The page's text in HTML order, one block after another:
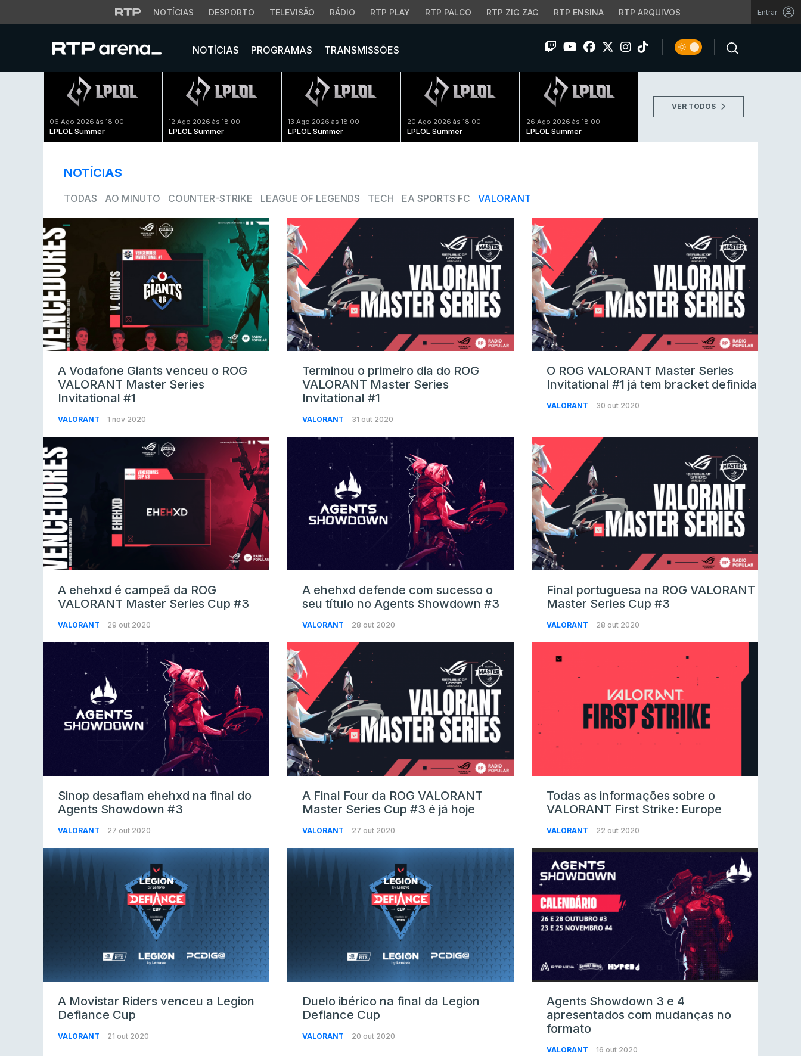
NOTÍCIAS DESPORTO TELEVISÃO RÁDIO RTP PLAY RTP PALCO RTP ZIG ZAG RTP ENSINA RTP ARQUIVOS Entrar
NOTÍCIAS PROGRAMAS TRANSMISSÕES
06 Ago 2026 às 18:00
LPLOL Summer
12 Ago 2026 às 18:00
LPLOL Summer
13 Ago 2026 às 18:00
LPLOL Summer
20 Ago 2026 às 18:00
LPLOL Summer
26 Ago 2026 às 18:00
LPLOL Summer
VER TODOS
NOTÍCIAS
TODAS AO MINUTO COUNTER-STRIKE LEAGUE OF LEGENDS TECH EA SPORTS FC VALORANT
A Vodafone Giants venceu o ROG
VALORANT Master Series
Invitational #1
VALORANT 1 nov 2020
Terminou o primeiro dia do ROG
VALORANT Master Series
Invitational #1
VALORANT 31 out 2020
O ROG VALORANT Master Series
Invitational #1 já tem bracket definida
VALORANT 30 out 2020
A ehehxd é campeã da ROG
VALORANT Master Series Cup #3
VALORANT 29 out 2020
A ehehxd defende com sucesso o
seu título no Agents Showdown #3
VALORANT 28 out 2020
Final portuguesa na ROG VALORANT
Master Series Cup #3
VALORANT 28 out 2020
Sinop desafiam ehehxd na final do
Agents Showdown #3
VALORANT 27 out 2020
A Final Four da ROG VALORANT
Master Series Cup #3 é já hoje
VALORANT 27 out 2020
Todas as informações sobre o
VALORANT First Strike: Europe
VALORANT 22 out 2020
A Movistar Riders venceu a Legion
Defiance Cup
VALORANT 21 out 2020
Duelo ibérico na final da Legion
Defiance Cup
VALORANT 20 out 2020
Agents Showdown 3 e 4
apresentados com mudanças no
formato
VALORANT 16 out 2020